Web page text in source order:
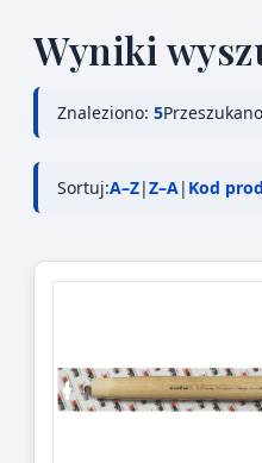
Wyniki
Znaleziono: 5
Sortuj:A–Z|Z–A| Kod